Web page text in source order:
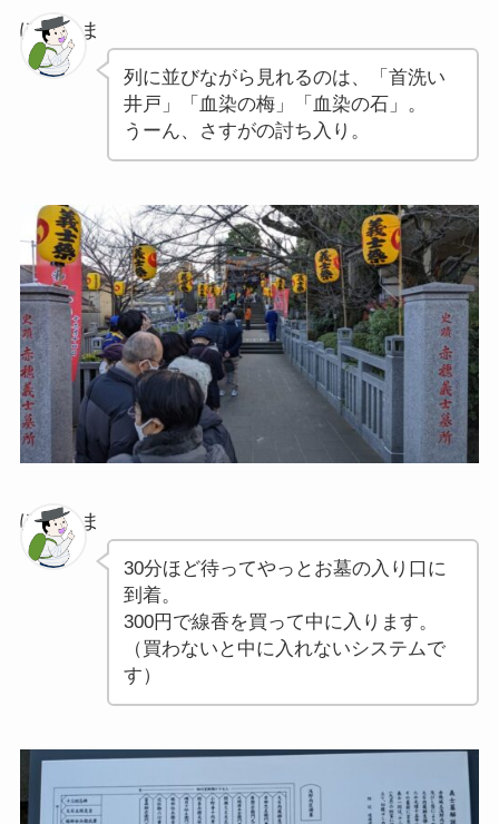
ぽちゃま
列に並びながら見れるのは、「首洗い
井戸」「血染の梅」「血染の石」。
うーん、さすがの討ち入り。
ぽちゃま
30分ほど待ってやっとお墓の入り口に
到着。
300円で線香を買って中に入ります。
（買わないと中に入れないシステムで
す）